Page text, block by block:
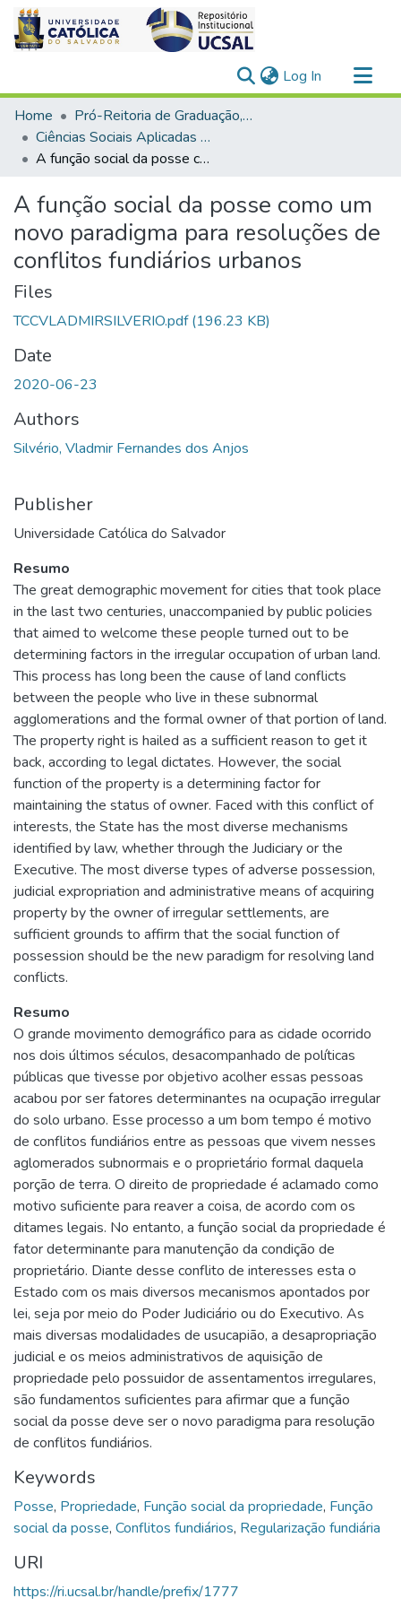
Log In (current)
Communities & Collections
All of DSpace
Statistics
Home
Pró-Reitoria de Graduação, Extensão e Ação Comunitária
Ciências Sociais Aplicadas > Direito
A função social da posse como um novo paradigma para resoluções de conflitos fundiários urbanos
A função social da posse como um
novo paradigma para resoluções de
conflitos fundiários urbanos
Files
TCCVLADMIRSILVERIO.pdf(196.23 KB)
Date
2020-06-23
Authors
Silvério, Vladmir Fernandes dos Anjos
Publisher
Universidade Católica do Salvador
Resumo
The great demographic movement for cities that took place
in the last two centuries, unaccompanied by public policies
that aimed to welcome these people turned out to be
determining factors in the irregular occupation of urban land.
This process has long been the cause of land conflicts
between the people who live in these subnormal
agglomerations and the formal owner of that portion of land.
The property right is hailed as a sufficient reason to get it
back, according to legal dictates. However, the social
function of the property is a determining factor for
maintaining the status of owner. Faced with this conflict of
interests, the State has the most diverse mechanisms
identified by law, whether through the Judiciary or the
Executive. The most diverse types of adverse possession,
judicial expropriation and administrative means of acquiring
property by the owner of irregular settlements, are
sufficient grounds to affirm that the social function of
possession should be the new paradigm for resolving land
conflicts.
Resumo
O grande movimento demográfico para as cidade ocorrido
nos dois últimos séculos, desacompanhado de políticas
públicas que tivesse por objetivo acolher essas pessoas
acabou por ser fatores determinantes na ocupação irregular
do solo urbano. Esse processo a um bom tempo é motivo
de conflitos fundiários entre as pessoas que vivem nesses
aglomerados subnormais e o proprietário formal daquela
porção de terra. O direito de propriedade é aclamado como
motivo suficiente para reaver a coisa, de acordo com os
ditames legais. No entanto, a função social da propriedade é
fator determinante para manutenção da condição de
proprietário. Diante desse conflito de interesses esta o
Estado com os mais diversos mecanismos apontados por
lei, seja por meio do Poder Judiciário ou do Executivo. As
mais diversas modalidades de usucapião, a desapropriação
judicial e os meios administrativos de aquisição de
propriedade pelo possuidor de assentamentos irregulares,
são fundamentos suficientes para afirmar que a função
social da posse deve ser o novo paradigma para resolução
de conflitos fundiários.
Keywords
Posse, Propriedade, Função social da propriedade, Função
social da posse, Conflitos fundiários, Regularização fundiária
URI
https://ri.ucsal.br/handle/prefix/1777